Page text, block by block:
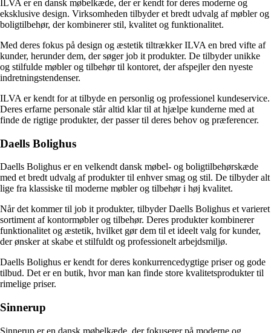
ILVA er en dansk møbelkæde, der er kendt for deres moderne og
eksklusive design. Virksomheden tilbyder et bredt udvalg af møbler og
boligtilbehør, der kombinerer stil, kvalitet og funktionalitet.
Med deres fokus på design og æstetik tiltrækker ILVA en bred vifte af
kunder, herunder dem, der søger job it produkter. De tilbyder unikke
og stilfulde møbler og tilbehør til kontoret, der afspejler den nyeste
indretningstendenser.
ILVA er kendt for at tilbyde en personlig og professionel kundeservice.
Deres erfarne personale står altid klar til at hjælpe kunderne med at
finde de rigtige produkter, der passer til deres behov og præferencer.
Daells Bolighus
Daells Bolighus er en velkendt dansk møbel- og boligtilbehørskæde
med et bredt udvalg af produkter til enhver smag og stil. De tilbyder alt
lige fra klassiske til moderne møbler og tilbehør i høj kvalitet.
Når det kommer til job it produkter, tilbyder Daells Bolighus et varieret
sortiment af kontormøbler og tilbehør. Deres produkter kombinerer
funktionalitet og æstetik, hvilket gør dem til et ideelt valg for kunder,
der ønsker at skabe et stilfuldt og professionelt arbejdsmiljø.
Daells Bolighus er kendt for deres konkurrencedygtige priser og gode
tilbud. Det er en butik, hvor man kan finde store kvalitetsprodukter til
rimelige priser.
Sinnerup
Sinnerup er en dansk møbelkæde, der fokuserer på moderne og